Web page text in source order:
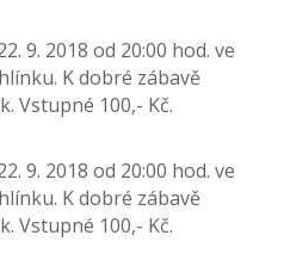
9. 2018 od 20:00 hod. ve
K dobré zábavě
Vstupné 100,- Kč.
9. 2018 od 20:00 hod. ve
K dobré zábavě
Vstupné 100,- Kč.